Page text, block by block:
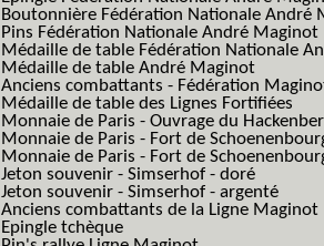
Boutonnière Fédération Nationale André
Pins Fédération Nationale André Maginot
Médaille de table Fédération Nationale
Médaille de table André Maginot
Anciens combattants - Fédération
Médaille de table des Lignes Fortifiées
Monnaie de Paris - Ouvrage du
Monnaie de Paris - Fort de
Monnaie de Paris - Fort de
Jeton souvenir - Simserhof - doré
Jeton souvenir - Simserhof - argenté
Anciens combattants de la Ligne Maginot
Epingle tchèque